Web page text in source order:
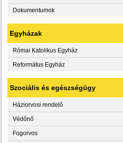
Dokumentumok
Egyházak
Római Katolikus Egyház
Református Egyház
Szociális és egészségügy
Háziorvosi rendelő
Védőnő
Fogorvos